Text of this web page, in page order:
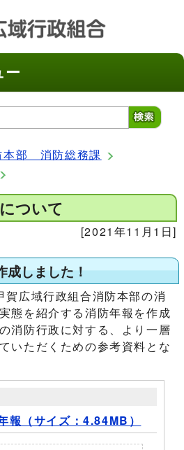
ー
本部 消防総務課
ついて
[2021年11月1日]
成しました！
広域行政組合消防本部の消
態を紹介する消防年報を作成
消防行政に対する、より一層
いただくための参考資料とな
報（サイズ：4.84MB）